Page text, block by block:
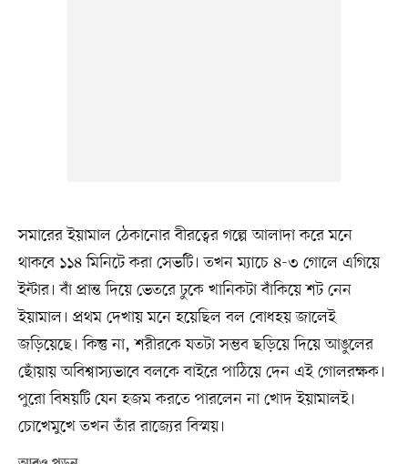
সমারের ইয়ামাল ঠেকানোর বীরত্বের গল্পে আলাদা করে মনে
থাকবে ১১৪ মিনিটে করা সেভটি। তখন ম্যাচে ৪-৩ গোলে এগিয়ে
ইন্টার। বাঁ প্রান্ত দিয়ে ভেতরে ঢুকে খানিকটা বাঁকিয়ে শট নেন
ইয়ামাল। প্রথম দেখায় মনে হয়েছিল বল বোধহয় জালেই
জড়িয়েছে। কিন্তু না, শরীরকে যতটা সম্ভব ছড়িয়ে দিয়ে আঙুলের
ছোঁয়ায় অবিশ্বাস্যভাবে বলকে বাইরে পাঠিয়ে দেন এই গোলরক্ষক।
পুরো বিষয়টি যেন হজম করতে পারলেন না খোদ ইয়ামালই।
চোখেমুখে তখন তাঁর রাজ্যের বিস্ময়।